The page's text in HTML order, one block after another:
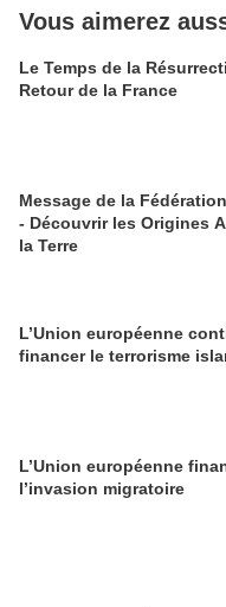
Vous aimerez
Le Temps de la
Retour de la France
Message de la
- Découvrir les Origines
la Terre
L’Union européenne
financer le terrorisme
L’Union européenne
l’invasion migratoire